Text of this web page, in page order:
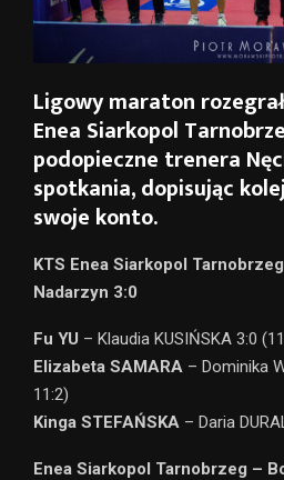
Ligowy maraton
Enea Siarkopol
podopieczne trenera
spotkania, dopisując
swoje konto.
KTS Enea Siarkopol
Nadarzyn 3:0
Fu YU – Klaudia KUSIŃSKA 3:0
Elizabeta SAMARA – Dominika
11:2)
Kinga STEFAŃSKA – Daria
Enea Siarkopol Tarnobrzeg –